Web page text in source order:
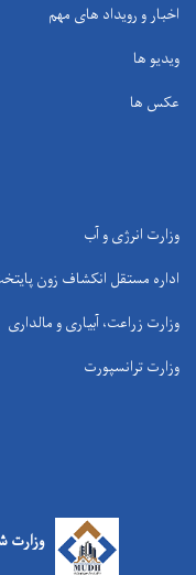
اخبار و رویداد های مهم
ویدیو ها
عکس ها
وزارت انرژی و آب
اداره مستقل انکشاف زون
وزارت زراعت، آبیاری و مالداری
وزارت ترانسپورت
وزارت